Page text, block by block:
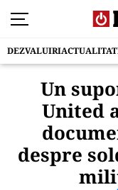
DEZVALUIRI
Un
United
despre